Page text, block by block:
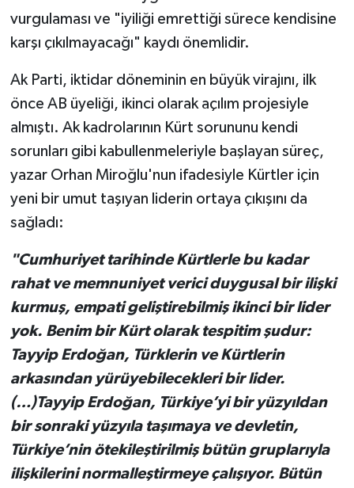
vurgulaması ve "iyiliği emrettiği sürece kendisine
karşı çıkılmayacağı" kaydı önemlidir.
Ak Parti, iktidar döneminin en büyük virajını, ilk
önce AB üyeliği, ikinci olarak açılım projesiyle
almıştı. Ak kadrolarının Kürt sorununu kendi
sorunları gibi kabullenmeleriyle başlayan süreç,
yazar Orhan Miroğlu'nun ifadesiyle Kürtler için
yeni bir umut taşıyan liderin ortaya çıkışını da
sağladı:
"Cumhuriyet tarihinde Kürtlerle bu kadar
rahat ve memnuniyet verici duygusal bir ilişki
kurmuş, empati geliştirebilmiş ikinci bir lider
yok. Benim bir Kürt olarak tespitim şudur:
Tayyip Erdoğan, Türklerin ve Kürtlerin
arkasından yürüyebilecekleri bir lider.
(…)Tayyip Erdoğan, Türkiye’yi bir yüzyıldan
bir sonraki yüzyıla taşımaya ve devletin,
Türkiye’nin ötekileştirilmiş bütün gruplarıyla
ilişkilerini normalleştirmeye çalışıyor. Bütün